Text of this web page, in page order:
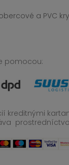
a PVC
pomocou:
kreditnými